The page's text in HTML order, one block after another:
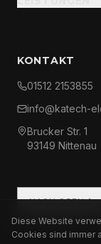
KONTAKT
01512 2153855
info@katech-
Brucker Str. 1
93149 Nittenau
NACH OBEN
Diese Website
Cookies sind immer